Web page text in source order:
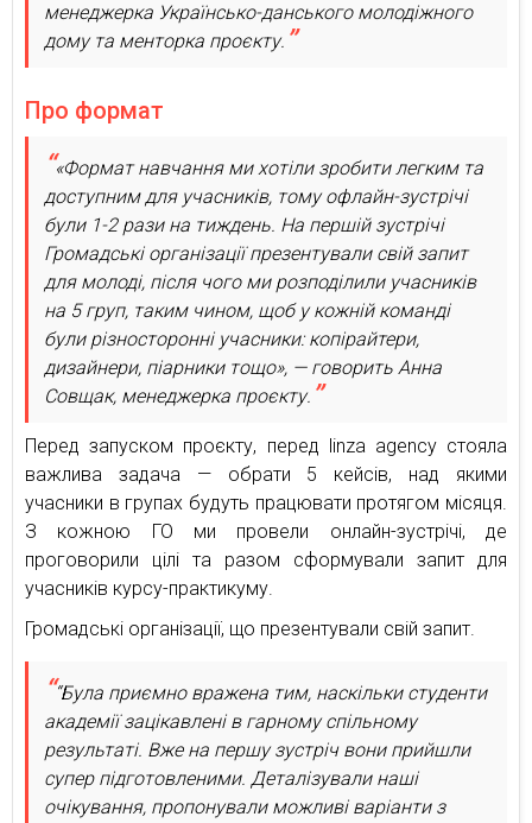
менеджерка Українсько-данського молодіжного
дому та менторка проєкту.
Про формат
«Формат навчання ми хотіли зробити легким та
доступним для учасників, тому офлайн-зустрічі
були 1-2 рази на тиждень. На першій зустрічі
Громадські організації презентували свій запит
для молоді, після чого ми розподілили учасників
на 5 груп, таким чином, щоб у кожній команді
були різносторонні учасники: копірайтери,
дизайнери, піарники тощо», — говорить Анна
Совщак, менеджерка проєкту.
Перед запуском проєкту, перед linza agency стояла
важлива задача — обрати 5 кейсів, над якими
учасники в групах будуть працювати протягом місяця.
З кожною ГО ми провели онлайн-зустрічі, де
проговорили цілі та разом сформували запит для
учасників курсу-практикуму.
Громадські організації, що презентували свій запит.
“Була приємно вражена тим, наскільки студенти
академії зацікавлені в гарному спільному
результаті. Вже на першу зустріч вони прийшли
супер підготовленими. Деталізували наші
очікування, пропонували можливі варіанти з